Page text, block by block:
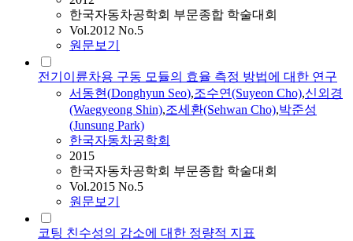
한국자동차공학회 부문종합 학술대회
Vol.2012 No.5
원문보기
전기이륜차용 구동 모듈의 효율 측정 방법에 대한 연구
서동현(Donghyun Seo),조수연(Suyeon Cho),신외경
(Waegyeong Shin),조세환(Sehwan Cho),박준성
(Junsung Park)
한국자동차공학회
2015
한국자동차공학회 부문종합 학술대회
Vol.2015 No.5
원문보기
코팅 친수성의 감소에 대한 정량적 지표